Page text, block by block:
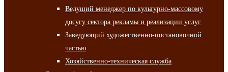
Ведущий менеджер по культурно-массовому
досугу сектора рекламы и реализации услуг
Заведующий художественно-постановочной
частью
Хозяйственно-техническая служба